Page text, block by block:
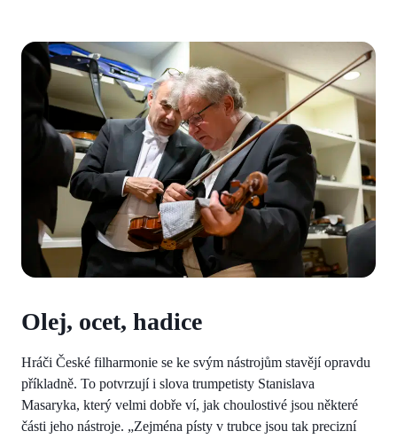
Olej, ocet, hadice
Hráči České filharmonie se ke svým nástrojům stavějí opravdu
příkladně. To potvrzují i slova trumpetisty Stanislava
Masaryka, který velmi dobře ví, jak choulostivé jsou některé
části jeho nástroje. „Zejména písty v trubce jsou tak precizní